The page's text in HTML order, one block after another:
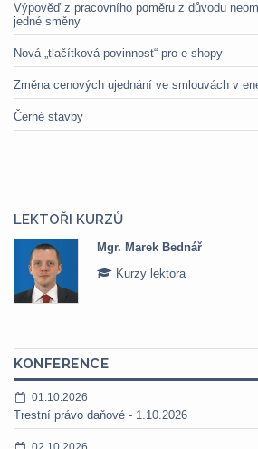
Výpověď z pracovního poměru z důvodu
jedné směny
Nová „tlačítková povinnost“ pro e-shopy
Změna cenových ujednání ve smlouvách v
Černé stavby
LEKTOŘI KURZŮ
Mgr. Marek Bednář
Kurzy lektora
KONFERENCE
01.10.2026
Trestní právo daňové - 1.10.2026